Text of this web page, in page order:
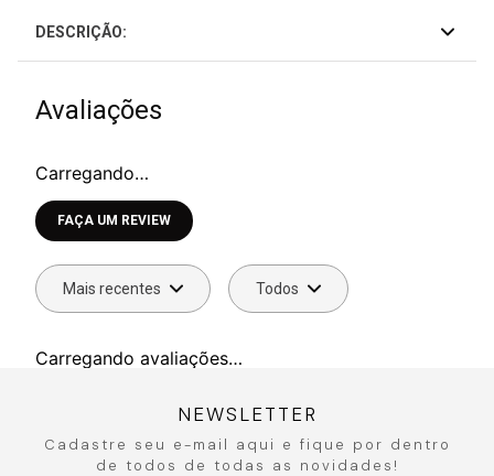
DESCRIÇÃO:
Avaliações
Carregando…
Faça login para escrever uma avaliação.
Mais recentes Todos
Carregando avaliações…
NEWSLETTER
Cadastre seu e-mail aqui e fique por dentro
de todos de todas as novidades!